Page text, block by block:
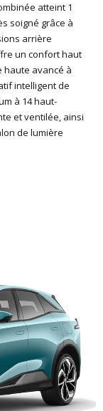
atteint 1
soigné grâce à
arrière
un confort haut
haute avancé à
intelligent de
à 14 haut-
et ventilée, ainsi
de lumière